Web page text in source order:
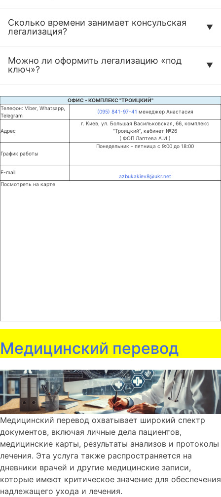
Сколько времени занимает консульская
легализация?
Можно ли оформить легализацию «под
ключ»?
ОФИС - КОМПЛЕКС "ТРОИЦКИЙ"
Телефон: Viber, Whatsapp,
Telegram
(095) 841-97-41 менеджер Анастасия
Адрес
г. Киев, ул. Большая Васильковская, 66, комплекс
"Троицкий", кабинет №26
( ФОП Лаптева А.И )
График работы
Понедельник - пятница с 9:00 до 18:00
E-mail
azbukakiev8@ukr.net
Посмотреть на карте
Медицинский перевод
Медицинский перевод охватывает широкий спектр
документов, включая личные дела пациентов,
медицинские карты, результаты анализов и протоколы
лечения. Эта услуга также распространяется на
дневники врачей и другие медицинские записи,
которые имеют критическое значение для обеспечения
надлежащего ухода и лечения.